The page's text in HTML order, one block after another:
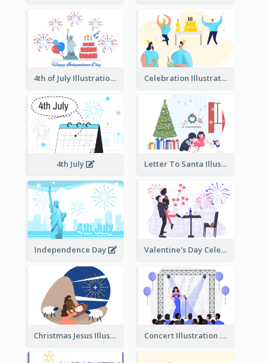
4th of July Illustration Celebration Illustration
4th July Letter To Santa Illustration
Independence Day Valentine's Day Celebration
Christmas Jesus Illustration Concert Illustration